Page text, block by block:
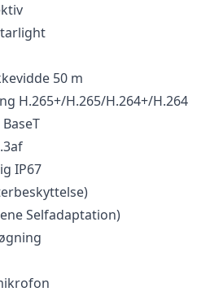
50 m
H.265+/H.265/H.264+/H.264
BaseT
IP67
Selfadaptation)